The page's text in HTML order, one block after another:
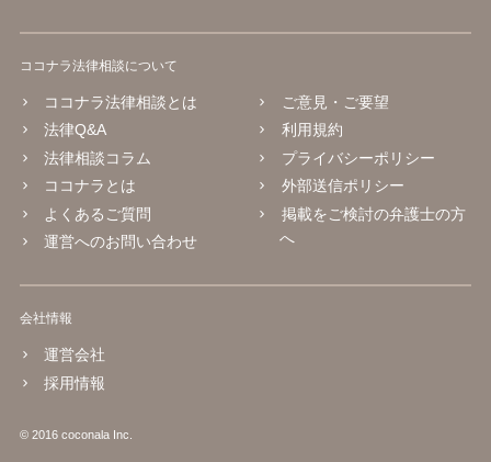
ココナラ法律相談について
ココナラ法律相談とは
法律Q&A
法律相談コラム
ココナラとは
よくあるご質問
運営へのお問い合わせ
ご意見・ご要望
利用規約
プライバシーポリシー
外部送信ポリシー
掲載をご検討の弁護士の方
へ
会社情報
運営会社
採用情報
© 2016 coconala Inc.